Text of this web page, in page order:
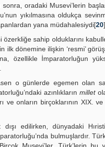
oradaki Musevi’lerin
yıkılmasına oldukça
yana müdahalesiydi[20].
sahip olduklarını
ilk dönemine ilişkin ‘resmi’
özellikle İmparatorluğun
o günlerde egemen olan
azınlıklarınmillet
ve onların birçoklarının XIX. ve
edilirken, dünyadaki
bulmuşlardır.